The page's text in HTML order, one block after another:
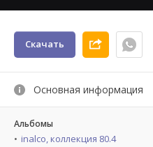
Скачать
Основная информация
Альбомы
inalco, коллекция 80.4